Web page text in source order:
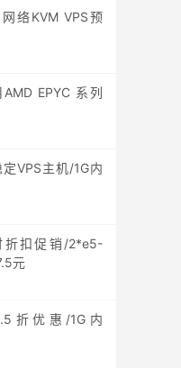
络KVM VPS预
EPYC 系列
VPS主机/1G内
折扣促销/2*e5-
元
折优惠/1G内